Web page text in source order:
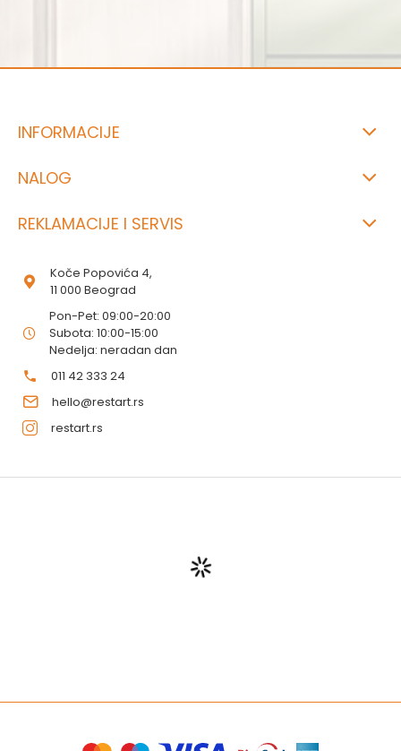
INFORMACIJE
NALOG
REKLAMACIJE I SERVIS
Koče Popovića 4,
11 000 Beograd
Pon-Pet: 09:00-20:00
Subota: 10:00-15:00
Nedelja: neradan dan
011 42 333 24
hello@restart.rs
restart.rs